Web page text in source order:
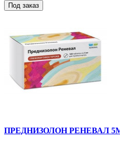
Под заказ
ПРЕДНИЗОЛОН РЕНЕВАЛ